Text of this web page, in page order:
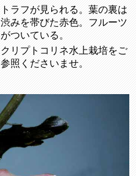
トラフが見られる。葉の裏は
渋みを帯びた赤色。フルーツ
がついている。
クリプトコリネ水上栽培をご
参照くださいませ。